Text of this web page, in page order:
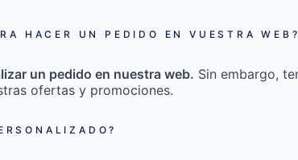
HACER UN PEDIDO EN VUESTRA WEB?
un pedido en nuestra web. Sin embargo,
ofertas y promociones.